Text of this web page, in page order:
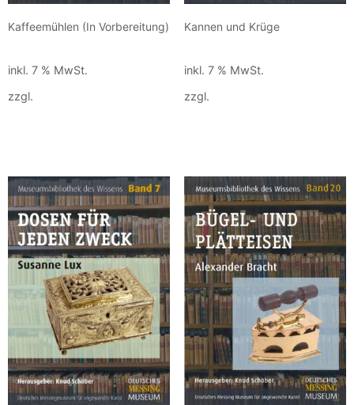
Kaffeemühlen (In Vorbereitung)
inkl. 7 % MwSt.
zzgl.
Kannen und Krüge
inkl. 7 % MwSt.
zzgl.